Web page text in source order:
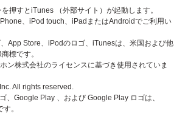
押すとiTunes （外部サイト）が起動します。
、iPod touch、iPadまたはAndroidでご利用い
App Store、iPodのロゴ、iTunesは、米国および他
標です。
ン株式会社のライセンスに基づき使用されていま
All rights reserved.
、Google Play 、および Google Play ロゴは、
。